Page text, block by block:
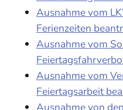
Ausnahme vom
Ferienzeiten
Ausnahme vom
Ausnahme vom
Feiertagsarbeit